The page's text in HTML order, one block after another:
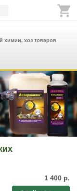
химии, хоз товаров
1 400 р.